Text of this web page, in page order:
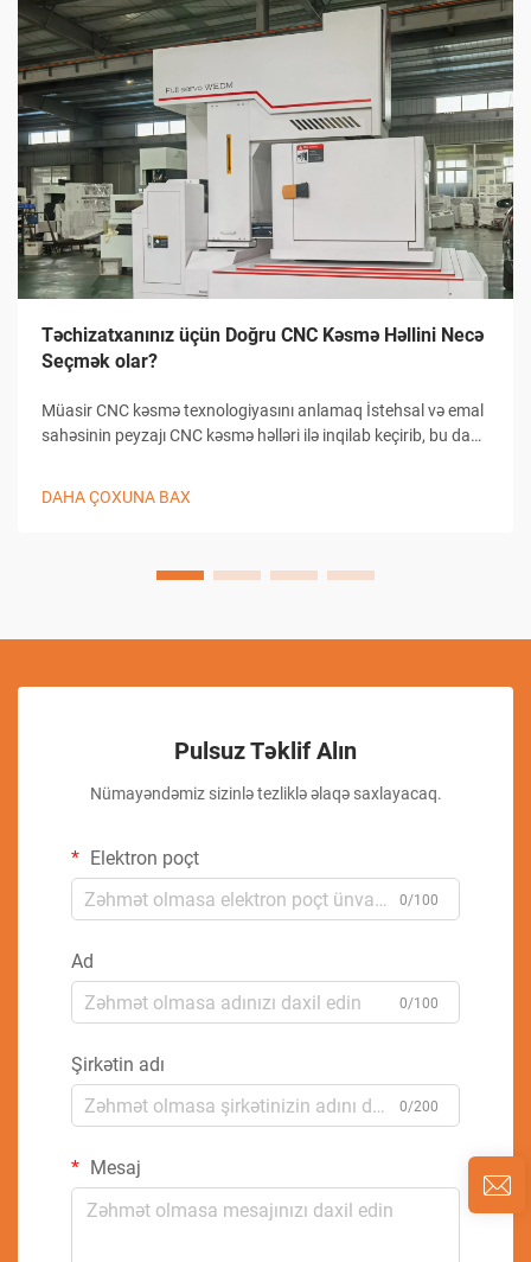
Təchizatxanınız üçün Doğru CNC Kəsmə Həllini Necə
Seçmək olar?
Müasir CNC kəsmə texnologiyasını anlamaq İstehsal və emal
sahəsinin peyzajı CNC kəsmə həlləri ilə inqilab keçirib, bu da
birləşmiş...
DAHA ÇOXUNA BAX
Pulsuz Təklif Alın
Nümayəndəmiz sizinlə tezliklə əlaqə saxlayacaq.
Elektron poçt
0/100
Ad
0/100
Şirkətin adı
0/200
Mesaj